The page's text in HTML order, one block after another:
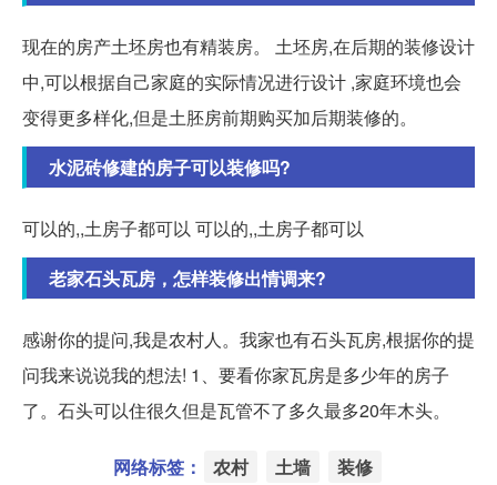
现在的房产土坯房也有精装房。 土坯房,在后期的装修设计
中,可以根据自己家庭的实际情况进行设计 ,家庭环境也会
变得更多样化,但是土胚房前期购买加后期装修的。
水泥砖修建的房子可以装修吗?
可以的,,土房子都可以 可以的,,土房子都可以
老家石头瓦房，怎样装修出情调来?
感谢你的提问,我是农村人。我家也有石头瓦房,根据你的提
问我来说说我的想法! 1、要看你家瓦房是多少年的房子
了。石头可以住很久但是瓦管不了多久最多20年木头。
网络标签： 农村 土墙 装修